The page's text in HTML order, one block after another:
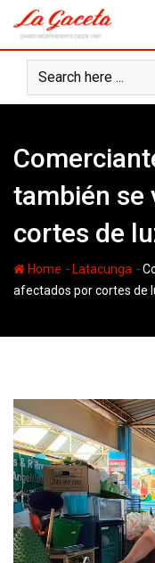
content
también se
cortes de
Home - Latacunga -
afectados por cortes de